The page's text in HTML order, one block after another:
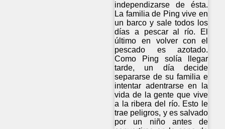
independizarse de ésta.
La familia de Ping vive en
un barco y sale todos los
días a pescar al río. El
último en volver con el
pescado es azotado.
Como Ping solía llegar
tarde, un día decide
separarse de su familia e
intentar adentrarse en la
vida de la gente que vive
a la ribera del río. Esto le
trae peligros, y es salvado
por un niño antes de